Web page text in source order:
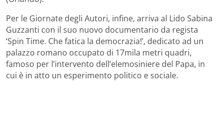
Per le Giornate degli Autori, infine, arriva al Lido Sabina
Guzzanti con il suo nuovo documentario da regista
‘Spin Time. Che fatica la democrazia!’, dedicato ad un
palazzo romano occupato di 17mila metri quadri,
famoso per l’intervento dell’elemosiniere del Papa, in
cui è in atto un esperimento politico e sociale.